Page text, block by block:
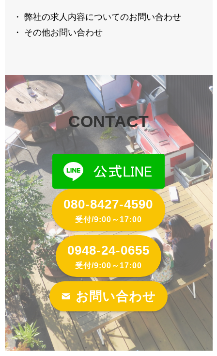
・ 弊社の求人内容についてのお問い合わせ
・ その他お問い合わせ
CONTACT
080-8427-4590
受付/9:00～17:00
0948-24-0655
受付/9:00～17:00
お問い合わせ